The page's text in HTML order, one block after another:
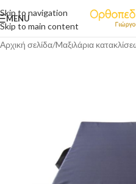
Skip to navigation
Skip to main content
MENU
Αρχική σελίδα/Mαξιλάρια